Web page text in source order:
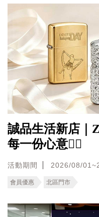
誠品生活新店｜
每一份心意❤️‍🔥
活動期間 2026/08/
會員優惠 北區門市